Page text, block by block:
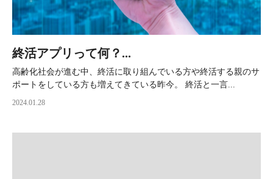
終活アプリって何？...
高齢化社会が進む中、終活に取り組んでいる方や終活する親のサ
ポートをしている方も増えてきている昨今。 終活と一言...
2024.01.28